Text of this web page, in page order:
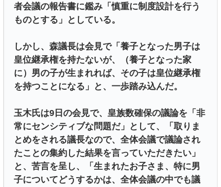
者会議の報告書に鑑み「慎重に制度設計を行う
ものとする」としている。
しかし、森議長は会見で「養子となった男子は
皇位継承権を持たないが、（養子となった家
に）男の子が生まれれば、その子は皇位継承権
を持つことになる」と、一歩踏み込んだ。
玉木氏は9日の会見で、皇族数確保の議論を「非
常にセンシティブな問題だ」として、「取りま
とめをされる議長なので、全体会議で議論され
たことの集約した結果を言っていただきたい」
と、苦言を呈し、「生まれたお子さま、特に男
子についてどうするかは、全体会議の中でも議